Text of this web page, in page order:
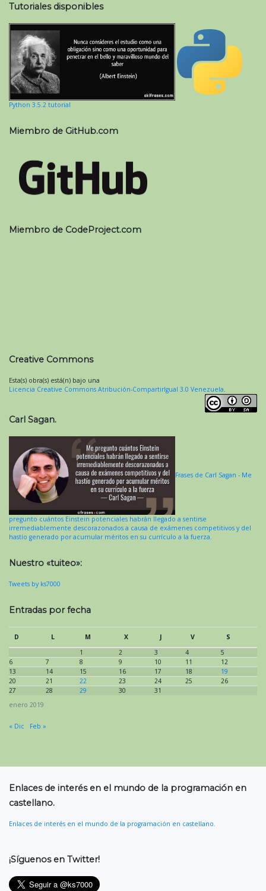
Tutoriales disponibles
Python 3.5.2 tutorial
Miembro de GitHub.com
Miembro de CodeProject.com
Creative Commons
Esta(s) obra(s) está(n) bajo una
Licencia Creative Commons Atribución-CompartirIgual 3.0 Venezuela.
Carl Sagan.
Frases de Carl Sagan - Me
pregunto cuántos Einstein potenciales habrán llegado a sentirse
irremediablemente descorazonados a causa de exámenes competitivos y del
hastío generado por acumular méritos en su currículo a la fuerza.
Nuestro «tuiteo»:
Tweets by ks7000
Entradas por fecha
enero 2019
D L M X J V
S
1
2 3 4
5
6
7 8 9 10 11
12
13
14 15 16 17 18
19
20
21 22 23 24 25
26
27
28 29 30 31
« Dic Feb »
Enlaces de interés en el mundo de la programación en
castellano.
Enlaces de interés en el mundo de la programación en castellano.
¡Síguenos en Twitter!